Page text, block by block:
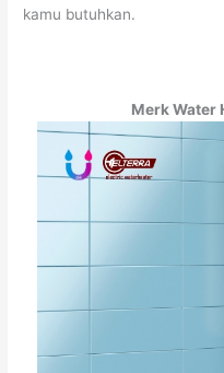
kamu butuhkan.
Merk Water